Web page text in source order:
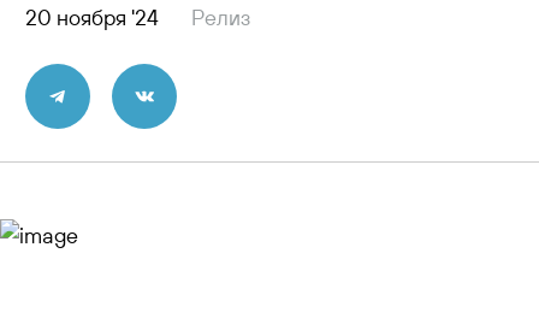
Аэропорт
Пресс-центр
Контакты
20 ноября '24 Релиз